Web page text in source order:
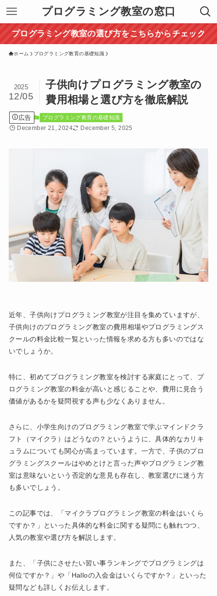
プログラミング教室の窓口
プログラミング教室の選び方をこちらからチェック
ホーム プログラミング教育の基礎知識
子供向けプログラミング教室の
費用相場と選び方を徹底解説
2025
12/05
広告 プログラミング教育の基礎知識
December 21, 2024 December 5, 2025
近年、子供向けプログラミング教室が注目を集めていますが、
子供向けのプログラミング教室の費用相場やプログラミングス
クールの料金比較一覧といった情報を求める方も多いのではな
いでしょうか。
特に、初めてプログラミング教室を検討する家庭にとって、プ
ログラミング教室の料金が高いと感じることや、費用に見合う
価値があるかを疑問視する声も少なくありません。
さらに、小学生向けのプログラミング教室で学ぶマインドクラ
フト（マイクラ）はどうなの？というように、具体的なカリキ
ュラムについても関心が高まっています。一方で、子供のプロ
グラミングスクールはやめとけと言った声やプログラミング教
室は意味ないという否定的な意見も存在し、教室選びに迷う方
も多いでしょう。
この記事では、「マイクラプログラミング教室の料金はいくら
ですか？」といった具体的な料金に関する疑問にも触れつつ、
人気の教室や選び方を解説します。
また、「子供にさせたい習い事ランキングでプログラミングは
何位ですか？」や「Halloの入会金はいくらですか？」といった
疑問なども詳しくお伝えします。